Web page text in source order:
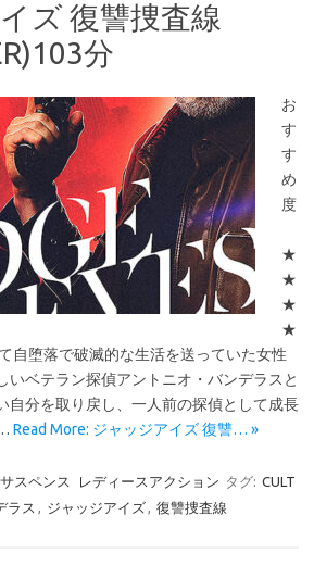
ズ 復讐捜査線
分
お
す
す
め
度
★
★
★
★
落で破滅的な生活を送っていた女性
いベテラン探偵アントニオ・バンデラスと
自分を取り戻し、一人前の探偵として成長
Read More: ジャッジアイズ 復讐… »
サスペンス レディースアクション タグ: CULT
ラス , ジャッジアイズ, 復讐捜査線